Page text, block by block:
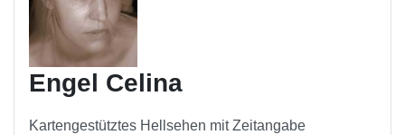
Engel Celina
Kartengestütztes Hellsehen mit Zeitangabe